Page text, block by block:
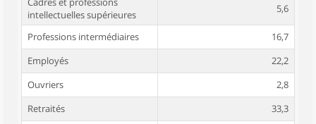
intellectuelles supérieures
5,6
Professions intermédiaires
16,7
Employés
22,2
Ouvriers
2,8
Retraités
33,3